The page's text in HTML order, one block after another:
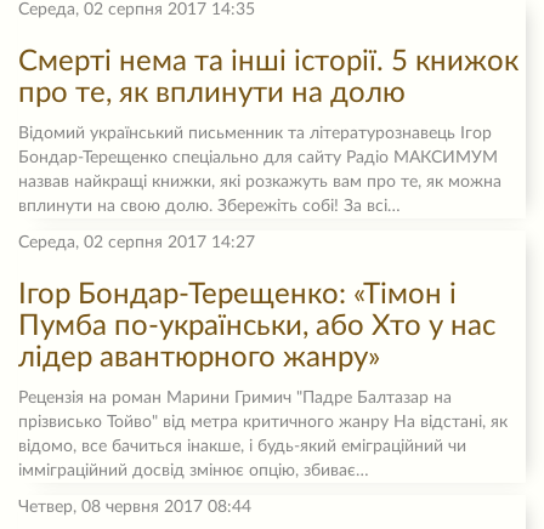
Середа, 02 серпня 2017 14:35
Смерті нема та інші історії. 5 книжок
про те, як вплинути на долю
Відомий український письменник та літературознавець Ігор
Бондар-Терещенко спеціально для сайту Радіо МАКСИМУМ
назвав найкращі книжки, які розкажуть вам про те, як можна
вплинути на свою долю. Збережіть собі! За всі…
Середа, 02 серпня 2017 14:27
Ігор Бондар-Терещенко: «Тімон і
Пумба по-українськи, або Хто у нас
лідер авантюрного жанру»
Рецензія на роман Марини Гримич "Падре Балтазар на
прізвисько Тойво" від метра критичного жанру На відстані, як
відомо, все бачиться інакше, і будь-який еміграційний чи
імміграційний досвід змінює опцію, збиває…
Четвер, 08 червня 2017 08:44